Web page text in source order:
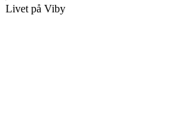
Livet på Viby